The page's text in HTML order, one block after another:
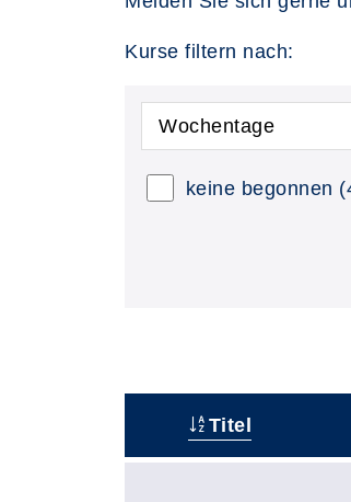
Kurse filtern nach:
Wochentage
keine begonnen
Titel